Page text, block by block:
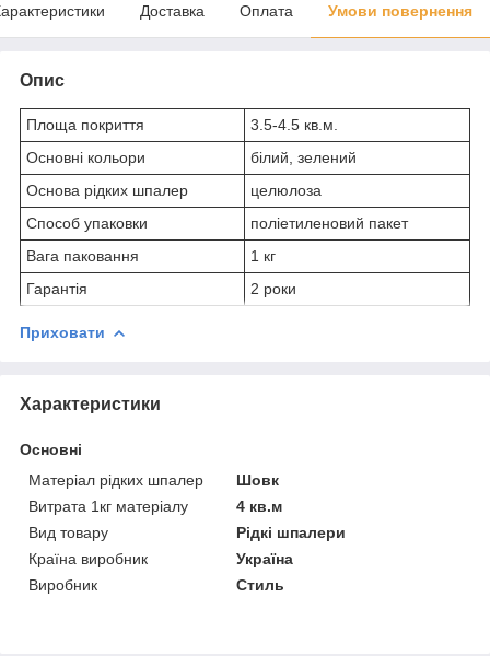
Доставка Оплата Умови повернення
Опис
Площа покриття
3.5-4.5 кв.м.
Основні кольори
білий, зелений
Основа рідких шпалер
целюлоза
Способ упаковки
поліетиленовий пакет
Вага паковання
1 кг
Гарантія
2 роки
Приховати
Характеристики
Основні
Матеріал рідких шпалер
Шовк
Витрата 1кг матеріалу
4 кв.м
Вид товару
Рідкі шпалери
Країна виробник
Україна
Виробник
Стиль